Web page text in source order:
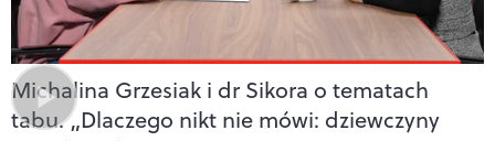
Michalina Grzesiak i dr Sikora o tematach
tabu. „Dlaczego nikt nie mówi: dziewczyny